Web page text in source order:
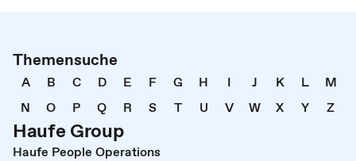
Themensuche
A B C D E F G H I J K L
M
N
O P Q R S T U V W X Y Z
Haufe Group
Haufe People Operations